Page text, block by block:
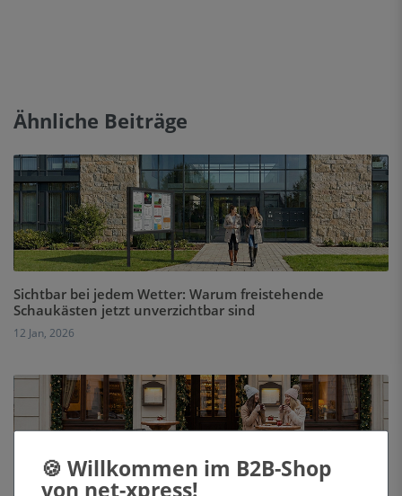
Ähnliche Beiträge
Sichtbar bei jedem Wetter: Warum freistehende
Schaukästen jetzt unverzichtbar sind
12 Jan, 2026